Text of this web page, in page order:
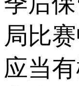
局比
应当